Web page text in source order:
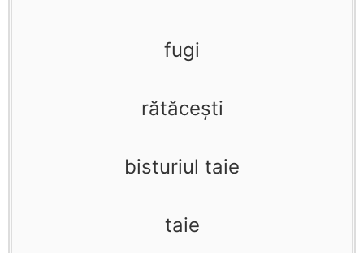
fugi
rătăceşti
bisturiul taie
taie